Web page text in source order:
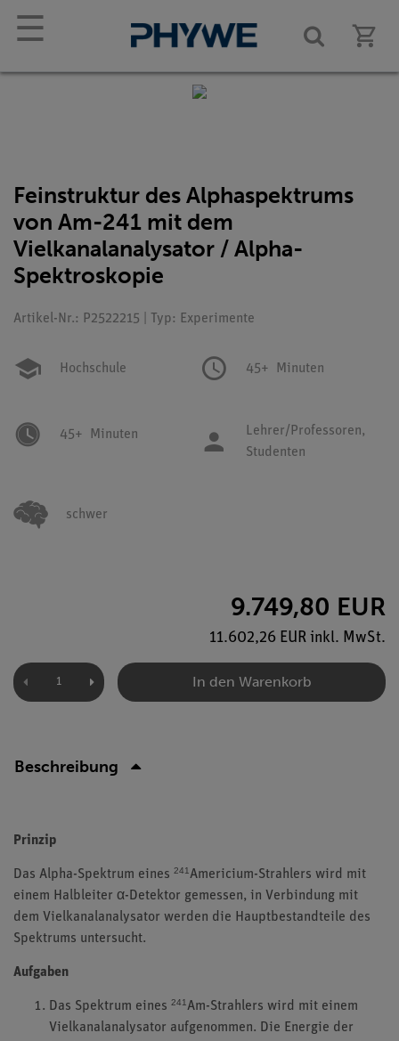
☰
Feinstruktur des Alphaspektrums
von Am-241 mit dem
Vielkanalanalysator / Alpha-
Spektroskopie
Artikel-Nr.: P2522215 | Typ: Experimente
Hochschule 45+ Minuten
45+ Minuten
Lehrer/Professoren,
Studenten
schwer
9.749,80 EUR
11.602,26 EUR inkl. MwSt.
In den Warenkorb
Beschreibung
Prinzip
Das Alpha-Spektrum eines 241Americium-Strahlers wird mit
einem Halbleiter α-Detektor gemessen, in Verbindung mit
dem Vielkanalanalysator werden die Hauptbestandteile des
Spektrums untersucht.
Aufgaben
Das Spektrum eines 241Am-Strahlers wird mit einem
Vielkanalanalysator aufgenommen. Die Energie der